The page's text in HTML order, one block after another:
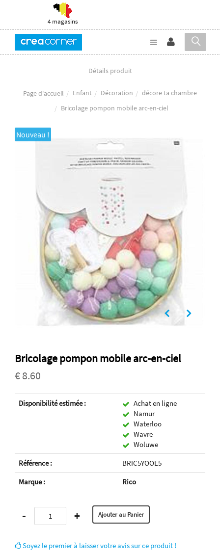
4 magasins
Détails produit
Page d'accueil Enfant Décoration
décore ta chambre
Bricolage pompon mobile arc-en-ciel
Nouveau !
Bricolage pompon mobile arc-en-ciel
€ 8.60
Disponibilité estimée :
Achat en ligne
Namur
Waterloo
Wavre
Woluwe
Référence :
BRIC5YOOE5
Marque :
Rico
- +
Soyez le premier à laisser votre avis sur ce produit !